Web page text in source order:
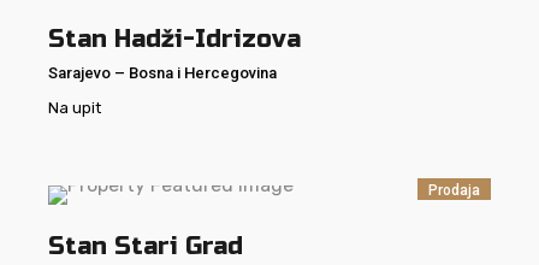
Stan Hadži-Idrizova
Sarajevo – Bosna i Hercegovina
Na upit
Prodaja
Stan Stari Grad